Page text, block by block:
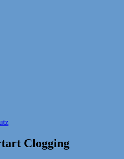
Clogging